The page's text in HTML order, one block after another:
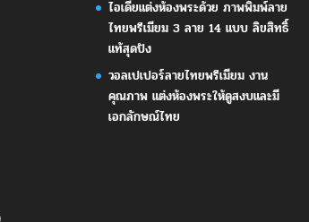
ไอเดียแต่งห้องพระด้วย ภาพพิมพ์ลาย
ไทยพรีเมียม 3 ลาย 14 แบบ ลิขสิทธิ์
แท้สุดปัง
วอลเปเปอร์ลายไทยพรีเมียม งาน
คุณภาพ แต่งห้องพระให้ดูสงบและมี
เอกลักษณ์ไทย